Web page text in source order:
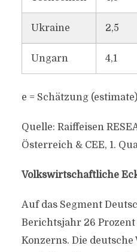
Ukraine 2,5
Ungarn 4,1
e = Schätzung (estimate)
Quelle: Raiffeisen
Österreich & CEE, 1.
Volkswirtschaftliche
Auf das Segment
Berichtsjahr 26 Prozent
Konzerns. Die